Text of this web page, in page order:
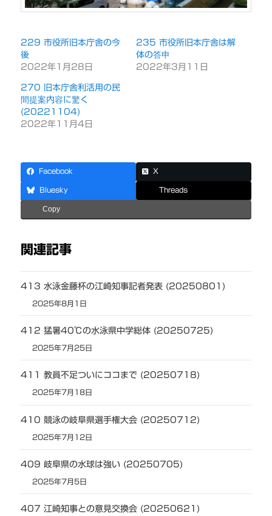
229 市役所旧本庁舎の今
後
2022年1月28日
235 市役所旧本庁舎は解
体の答申
2022年3月11日
270 旧本庁舎利活用の民
間提案内容に驚く
(20221104)
2022年11月4日
Facebook X
Bluesky Threads
Copy
関連記事
413 水泳金藤杯の江崎知事記者発表 (20250801)
2025年8月1日
412 猛暑40℃の水泳県中学総体 (20250725)
2025年7月25日
411 教員不足ついにココまで (20250718)
2025年7月18日
410 競泳の岐阜県選手権大会 (20250712)
2025年7月12日
409 岐阜県の水球は強い (20250705)
2025年7月5日
407 江崎知事との意見交換会 (20250621)